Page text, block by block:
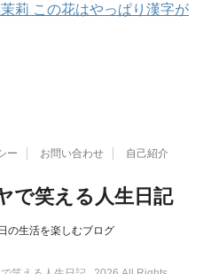
莉 この花はやっぱり漢字が
ー お問い合わせ 自己紹介
で笑える人生日記
の生活を楽しむブログ